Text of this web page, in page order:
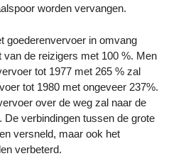
worden vervangen.
goederenvervoer in omvang
van de reizigers met 100 %. Men
tot 1977 met 265 % zal
tot 1980 met ongeveer 237%.
over de weg zal naar de
De verbindingen tussen de grote
versneld, maar ook het
verbeterd.